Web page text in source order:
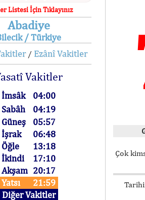
Listesi İçin Tıklayınız
Abadiye
/ Türkiye
/ Ezânî Vakitler
Vakitler
İmsâk
04:00
Sabâh
04:19
Güneş
05:57
İşrak
06:48
Öğle
13:18
İkindi
17:10
Akşam 20:17
Yatsı
21:59
Diğer Vakitler
Çok